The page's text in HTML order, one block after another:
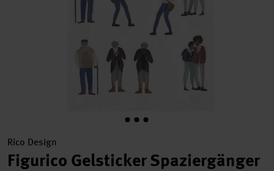
Rico Design
Figurico Gelsticker Spaziergänger